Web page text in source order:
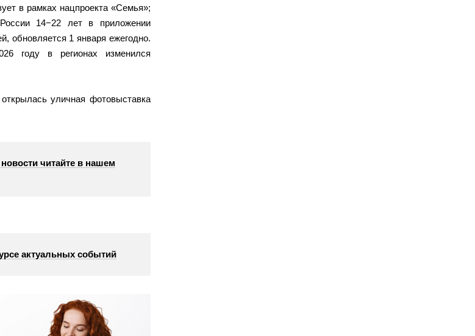
в рамках нацпроекта «Семья»;
14−22 лет в приложении
обновляется 1 января ежегодно.
году в регионах изменился
уличная фотовыставка
читайте в нашем
актуальных событий